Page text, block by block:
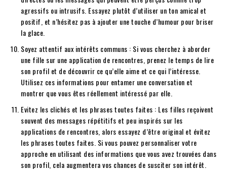
agressifs ou intrusifs. Essayez plutôt d’utiliser un ton amical et
positif, et n’hésitez pas à ajouter une touche d’humour pour briser
la glace.
Soyez attentif aux intérêts communs : Si vous cherchez à aborder
une fille sur une application de rencontres, prenez le temps de lire
son profil et de découvrir ce qu’elle aime et ce qui l’intéresse.
Utilisez ces informations pour entamer une conversation et
montrer que vous êtes réellement intéressé par elle.
Evitez les clichés et les phrases toutes faites : Les filles reçoivent
souvent des messages répétitifs et peu inspirés sur les
applications de rencontres, alors essayez d’être original et évitez
les phrases toutes faites. Si vous pouvez personnaliser votre
approche en utilisant des informations que vous avez trouvées dans
son profil, cela augmentera vos chances de susciter son intérêt.